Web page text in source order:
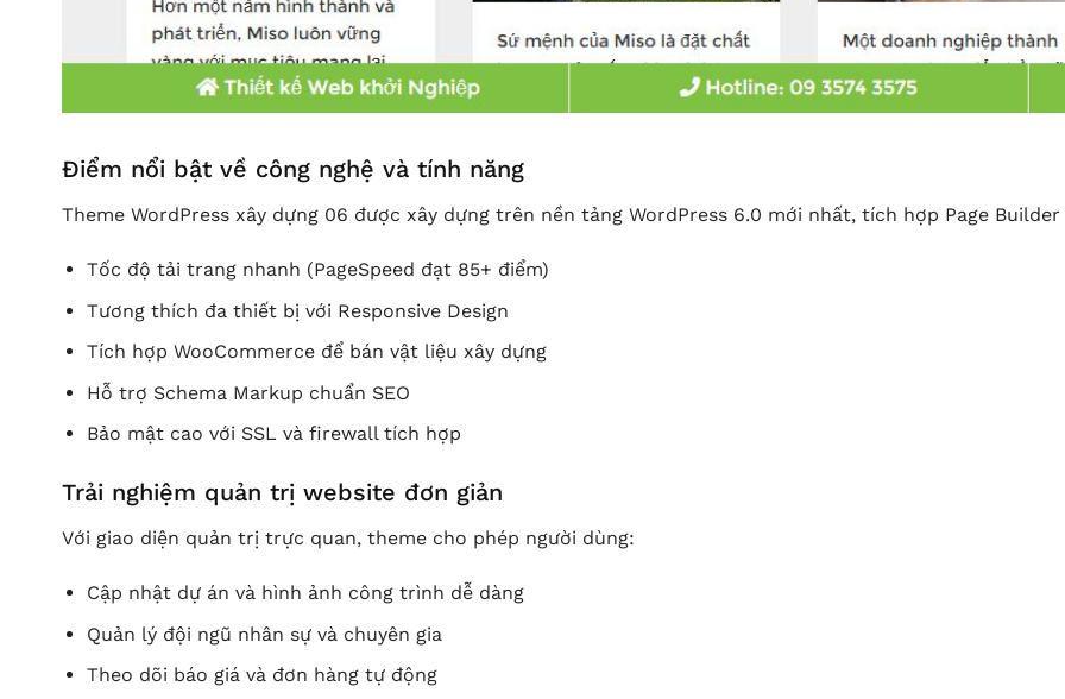
Điểm nổi bật về công nghệ và tính năng
Theme WordPress xây dựng 06 được xây dựng trên nền tảng WordPress 6.0 mới nhất, tích hợp Page
Tốc độ tải trang nhanh (PageSpeed đạt 85+ điểm)
Tương thích đa thiết bị với Responsive Design
Tích hợp WooCommerce để bán vật liệu xây dựng
Hỗ trợ Schema Markup chuẩn SEO
Bảo mật cao với SSL và firewall tích hợp
Trải nghiệm quản trị website đơn giản
Với giao diện quản trị trực quan, theme cho phép người dùng:
Cập nhật dự án và hình ảnh công trình dễ dàng
Quản lý đội ngũ nhân sự và chuyên gia
Theo dõi báo giá và đơn hàng tự động